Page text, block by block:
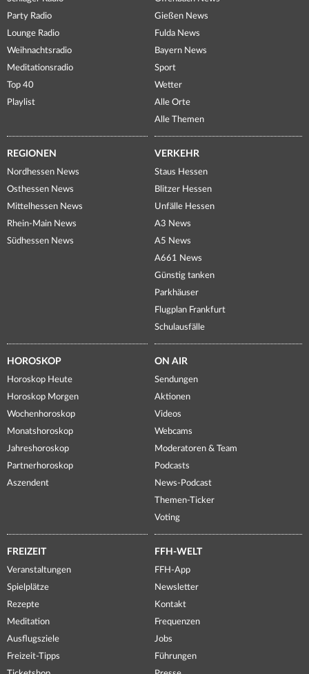
Party Radio
Lounge Radio
Weihnachtsradio
Meditationsradio
Top 40
Playlist
Gießen News
Fulda News
Bayern News
Sport
Wetter
Alle Orte
Alle Themen
REGIONEN
Nordhessen News
Osthessen News
Mittelhessen News
Rhein-Main News
Südhessen News
VERKEHR
Staus Hessen
Blitzer Hessen
Unfälle Hessen
A3 News
A5 News
A661 News
Günstig tanken
Parkhäuser
Flugplan Frankfurt
Schulausfälle
HOROSKOP
Horoskop Heute
Horoskop Morgen
Wochenhoroskop
Monatshoroskop
Jahreshoroskop
Partnerhoroskop
Aszendent
ON AIR
Sendungen
Aktionen
Videos
Webcams
Moderatoren & Team
Podcasts
News-Podcast
Themen-Ticker
Voting
FREIZEIT
Veranstaltungen
Spielplätze
Rezepte
Meditation
Ausflugsziele
Freizeit-Tipps
FFH-WELT
FFH-App
Newsletter
Kontakt
Frequenzen
Jobs
Führungen